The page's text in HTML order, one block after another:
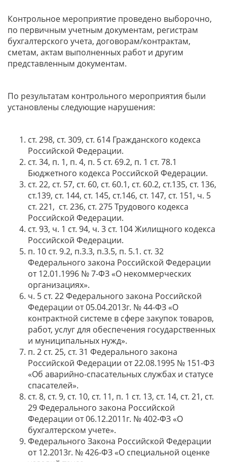
Контрольное мероприятие проведено выборочно,
по первичным учетным документам, регистрам
бухгалтерского учета, договорам/контрактам,
сметам, актам выполненных работ и другим
представленным документам.
По результатам контрольного мероприятия были
установлены следующие нарушения:
ст. 298, ст. 309, ст. 614 Гражданского кодекса
Российской Федерации.
ст. 34, п. 1, п. 4, п. 5 ст. 69.2, п. 1 ст. 78.1
Бюджетного кодекса Российской Федерации.
ст. 22, ст. 57, ст. 60, ст. 60.1, ст. 60.2, ст.135, ст. 136,
ст.139, ст. 144, ст. 145, ст.146, ст. 147, ст. 151, ч. 5
ст. 221, ст. 236, ст. 275 Трудового кодекса
Российской Федерации.
ст. 93, ч. 1 ст. 94, ч. 3 ст. 104 Жилищного кодекса
Российской Федерации.
п. 10 ст. 9.2, п.3.3, п.3.5, п. 5.1. ст. 32
Федерального закона Российской Федерации
от 12.01.1996 № 7-ФЗ «О некоммерческих
организациях».
ч. 5 ст. 22 Федерального закона Российской
Федерации от 05.04.2013г. № 44-ФЗ «О
контрактной системе в сфере закупок товаров,
работ, услуг для обеспечения государственных
и муниципальных нужд».
п. 2 ст. 25, ст. 31 Федерального закона
Российской Федерации от 22.08.1995 № 151-ФЗ
«Об аварийно-спасательных службах и статусе
спасателей».
ст. 8, ст. 9, ст. 10, ст. 11, п. 1 ст. 13, ст. 14, ст. 21, ст.
29 Федерального закона Российской
Федерации от 06.12.2011г. № 402-ФЗ «О
бухгалтерском учете».
Федерального Закона Российской Федерации
от 12.2013г. № 426-ФЗ «О специальной оценке